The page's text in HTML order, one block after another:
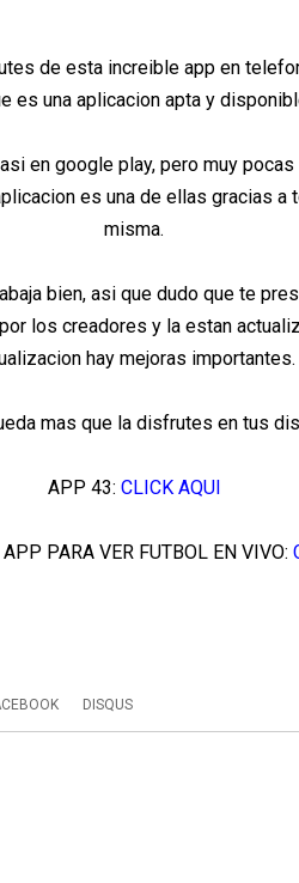
de esta increible app en
es una aplicacion apta y
en google play, pero muy
es una de ellas gracias a
misma.
bien, asi que dudo que te
los creadores y la estan
hay mejoras importantes.
mas que la disfrutes en tus
APP 43: CLICK AQUI
PARA VER FUTBOL EN VIVO:
DISQUS